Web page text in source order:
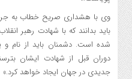
وی با هشداری صریح خطاب به
باید بدانند که با شهادت رهبر
شده است. دشمنان باید از نام و
دوران قبل از شهادت ایشان
جدیدی در جهان ایجاد خواهد کرد.»